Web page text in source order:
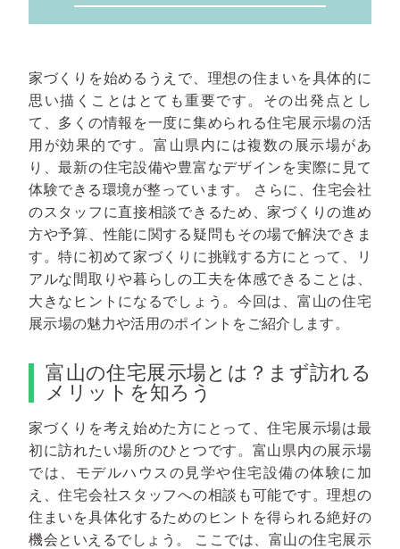
家づくりを始めるうえで、理想の住まいを具体的に
思い描くことはとても重要です。その出発点とし
て、多くの情報を一度に集められる住宅展示場の活
用が効果的です。富山県内には複数の展示場があ
り、最新の住宅設備や豊富なデザインを実際に見て
体験できる環境が整っています。
さらに、住宅会社
のスタッフに直接相談できるため、家づくりの進め
方や予算、性能に関する疑問もその場で解決できま
す。特に初めて家づくりに挑戦する方にとって、リ
アルな間取りや暮らしの工夫を体感できることは、
大きなヒントになるでしょう。今回は、富山の住宅
展示場の魅力や活用のポイントをご紹介します。
富山の住宅展示場とは？まず訪れる
メリットを知ろう
家づくりを考え始めた方にとって、住宅展示場は最
初に訪れたい場所のひとつです。富山県内の展示場
では、モデルハウスの見学や住宅設備の体験に加
え、住宅会社スタッフへの相談も可能です。理想の
住まいを具体化するためのヒントを得られる絶好の
機会といえるでしょう。
ここでは、富山の住宅展示